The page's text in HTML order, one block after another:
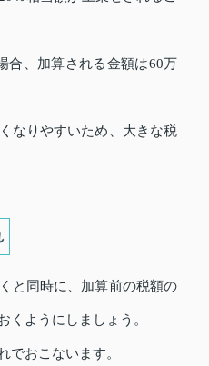
合、加算される金額は60万
なりやすいため、大きな税
と同時に、加算前の税額の
くようにしましょう。
でおこないます。